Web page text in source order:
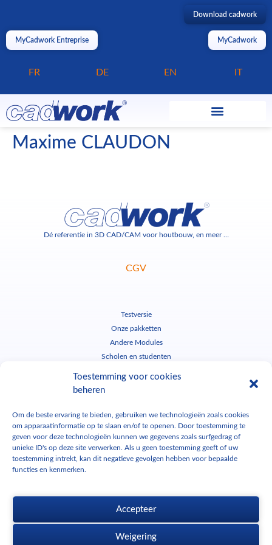
Toestemming voor cookies
beheren
Om de beste ervaring te bieden, gebruiken we technologieën zoals cookies
om apparaatinformatie op te slaan en/of te openen. Door toestemming te
geven voor deze technologieën kunnen we gegevens zoals surfgedrag of
unieke ID's op deze site verwerken. Als u geen toestemming geeft of uw
toestemming intrekt, kan dit negatieve gevolgen hebben voor bepaalde
functies en kenmerken.
Accepteer
Weigering
Download cadwork
MyCadwork Entreprise MyCadwork
FR DE EN IT
Maxime CLAUDON
Dé referentie in 3D CAD/CAM voor houtbouw, en meer …
CGV
Testversie
Onze pakketten
Andere Modules
Scholen en studenten
Tél : +32 2 320 55 13
hotline-nl@cadwork-04.ch
Tél : +32 2 320 55 11
admin@cadwork-04.ch